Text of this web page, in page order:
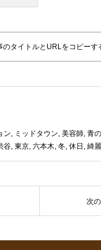
のタイトルとURLをコピーす
ン, ミッドタウン, 美容師, 青
谷, 東京, 六本木, 冬, 休日 , 綺麗
次